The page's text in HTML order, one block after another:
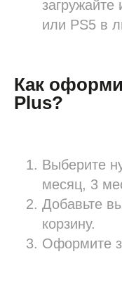
или PS5 в
Как
Plus?
Выберите
месяц, 3
Добавьте
корзину.
Оформите